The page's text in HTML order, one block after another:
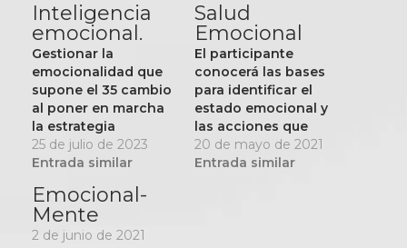
Inteligencia
emocional.
Gestionar la
emocionalidad que
supone el 35 cambio
al poner en marcha
la estrategia
omnicanal.
25 de julio de 2023
Entrada similar
Salud
Emocional
El participante
conocerá las bases
para identificar el
estado emocional y
las acciones que
puede llevar a cabo
cada colaborador,
20 de mayo de 2021
Entrada similar
Emocional-
Mente
2 de junio de 2021